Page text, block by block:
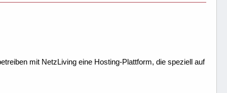
mit NetzLiving eine Hosting-Plattform, die speziell auf